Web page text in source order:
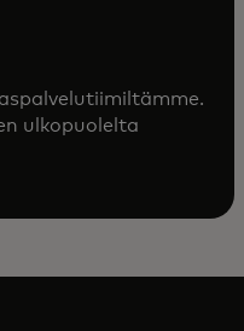
ulkopuolelta